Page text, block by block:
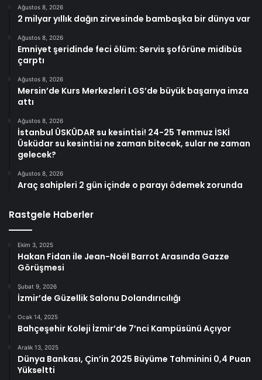
Ağustos 8, 2026
2 milyar yıllık dağın zirvesinde bambaşka bir dünya var
Ağustos 8, 2026
Emniyet şeridinde feci ölüm: Servis şoförüne midibüs
çarptı
Ağustos 8, 2026
Mersin’de Kurs Merkezleri LGS’de büyük başarıya imza
attı
Ağustos 8, 2026
İstanbul ÜSKÜDAR su kesintisi! 24-25 Temmuz İSKİ
Üsküdar su kesintisi ne zaman bitecek, sular ne zaman
gelecek?
Ağustos 8, 2026
Araç sahipleri 2 gün içinde o parayı ödemek zorunda
Rastgele Haberler
Ekim 3, 2025
Hakan Fidan ile Jean-Noël Barrot Arasında Gazze
Görüşmesi
Şubat 9, 2026
İzmir’de Güzellik Salonu Dolandırıcılığı
Ocak 14, 2025
Bahçeşehir Koleji İzmir’de 7’nci Kampüsünü Açıyor
Aralık 13, 2025
Dünya Bankası, Çin’in 2025 Büyüme Tahminini 0,4 Puan
Yükseltti